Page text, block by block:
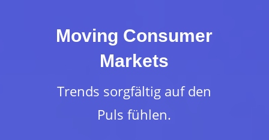
Moving Consumer
Markets
Trends sorgfältig auf den
Puls fühlen.